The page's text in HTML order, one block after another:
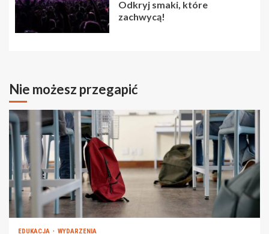
Odkryj smaki, które
zachwycą!
Nie możesz przegapić
EDUKACJA WYDARZENIA